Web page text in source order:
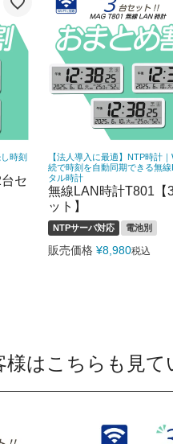
時刻
セ
【法人導入に最適】NTP時計
続で時刻を自動同期できる無線
タル時計
無線LAN時計T801【
ット】
NTPサーバ対応 電池別
販売価格 ¥8,980税込
様はこちらも見て